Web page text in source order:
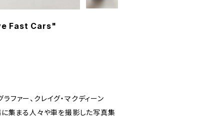
Fast Cars"
ァー、クレイグ・マクディーン
集まる人々や車を撮影した写真集